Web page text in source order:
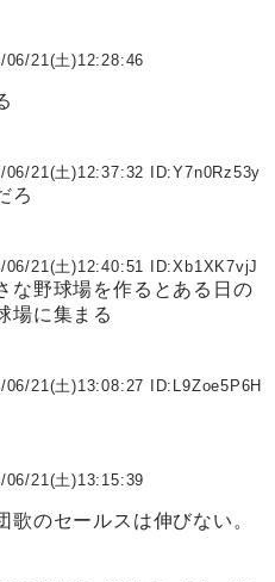
06/21(土)12:28:46
06/21(土)12:37:32 ID:Y7n0Rz53y
ろ
06/21(土)12:40:51 ID:Xb1XK7vjJ
な野球場を作るとある日の
場に集まる
06/21(土)13:08:27 ID: L9Zoe5P6H
06/21(土)13:15:39
のセールスは伸びない。